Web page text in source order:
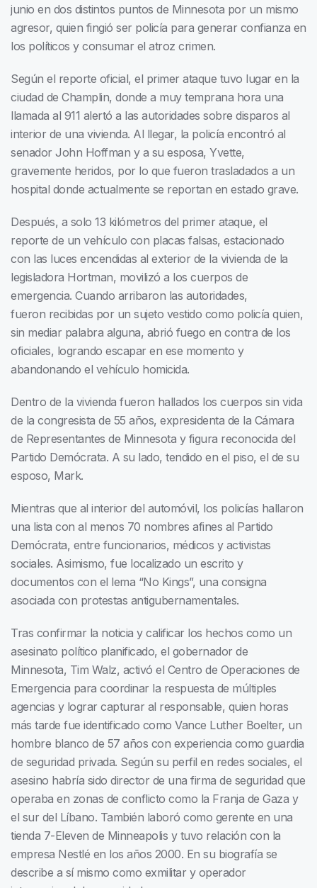
junio en dos distintos puntos de Minnesota por un mismo
agresor, quien fingió ser policía para generar confianza en
los políticos y consumar el atroz crimen.
Según el reporte oficial, el primer ataque tuvo lugar en la
ciudad de Champlin, donde a muy temprana hora una
llamada al 911 alertó a las autoridades sobre disparos al
interior de una vivienda. Al llegar, la policía encontró al
senador John Hoffman y a su esposa, Yvette,
gravemente heridos, por lo que fueron trasladados a un
hospital donde actualmente se reportan en estado grave.
Después, a solo 13 kilómetros del primer ataque, el
reporte de un vehículo con placas falsas, estacionado
con las luces encendidas al exterior de la vivienda de la
legisladora Hortman, movilizó a los cuerpos de
emergencia. Cuando arribaron las autoridades,
fueron recibidas por un sujeto vestido como policía quien,
sin mediar palabra alguna, abrió fuego en contra de los
oficiales, logrando escapar en ese momento y
abandonando el vehículo homicida.
Dentro de la vivienda fueron hallados los cuerpos sin vida
de la congresista de 55 años, expresidenta de la Cámara
de Representantes de Minnesota y figura reconocida del
Partido Demócrata. A su lado, tendido en el piso, el de su
esposo, Mark.
Mientras que al interior del automóvil, los policías hallaron
una lista con al menos 70 nombres afines al Partido
Demócrata, entre funcionarios, médicos y activistas
sociales. Asimismo, fue localizado un escrito y
documentos con el lema “No Kings”, una consigna
asociada con protestas antigubernamentales.
Tras confirmar la noticia y calificar los hechos como un
asesinato político planificado, el gobernador de
Minnesota, Tim Walz, activó el Centro de Operaciones de
Emergencia para coordinar la respuesta de múltiples
agencias y lograr capturar al responsable, quien horas
más tarde fue identificado como Vance Luther Boelter, un
hombre blanco de 57 años con experiencia como guardia
de seguridad privada. Según su perfil en redes sociales, el
asesino habría sido director de una firma de seguridad que
operaba en zonas de conflicto como la Franja de Gaza y
el sur del Líbano. También laboró como gerente en una
tienda 7-Eleven de Minneapolis y tuvo relación con la
empresa Nestlé en los años 2000. En su biografía se
describe a sí mismo como exmilitar y operador